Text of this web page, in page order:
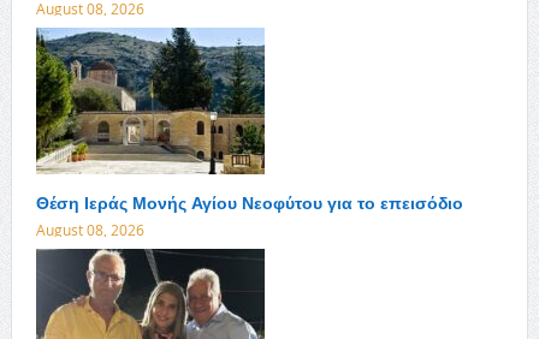
August 08, 2026
Θέση Ιεράς Μονής Αγίου Νεοφύτου για το επεισόδιο
August 08, 2026